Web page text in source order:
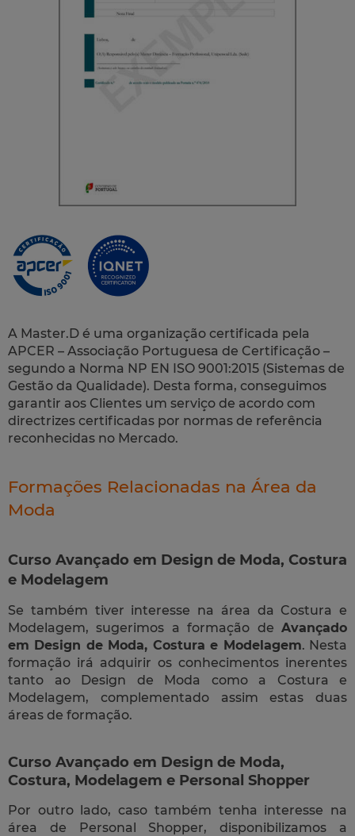
A Master.D é uma organização certificada pela
APCER – Associação Portuguesa de Certificação –
segundo a Norma NP EN ISO 9001:2015 (Sistemas de
Gestão da Qualidade). Desta forma, conseguimos
garantir aos Clientes um serviço de acordo com
directrizes certificadas por normas de referência
reconhecidas no Mercado.
Formações Relacionadas na Área da
Moda
Curso Avançado em Design de Moda, Costura
e Modelagem
Se também tiver interesse na área da Costura e
Modelagem, sugerimos a formação de Avançado
em Design de Moda, Costura e Modelagem. Nesta
formação irá adquirir os conhecimentos inerentes
tanto ao Design de Moda como a Costura e
Modelagem, complementado assim estas duas
áreas de formação.
Curso Avançado em Design de Moda,
Costura, Modelagem e Personal Shopper
Por outro lado, caso também tenha interesse na
área de Personal Shopper, disponibilizamos a